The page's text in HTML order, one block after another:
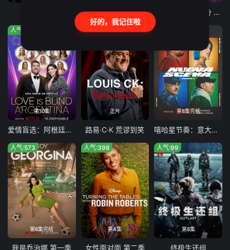
哈利的绝配情人 最后通牒不结就分 第四季
第10集
人气:123
爱情盲选：阿根廷篇第二季
正片
路易·C·K 荒谬到笑
第8集完结
嘻哈星节奏：意大利篇第三季
第6集完结
人气:573
我是乔治娜 第一季
第4集
人气:398
女性面对面 第二季
第8集
人气:99
终极生还组
好的，我记住啦